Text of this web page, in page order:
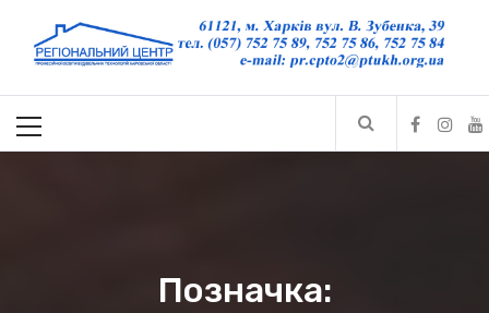
Позначка: